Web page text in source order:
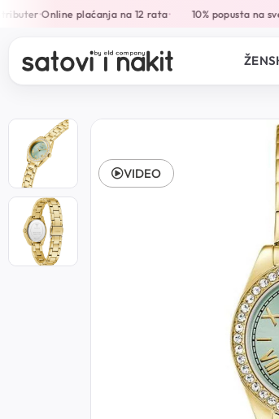
•Online plaćanja na 12 rata• 10% popusta na
VIDEO